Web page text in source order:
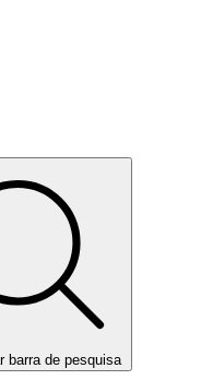
barra de pesquisa